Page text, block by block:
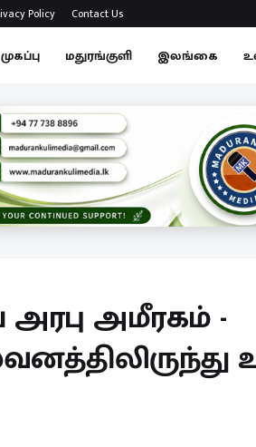
Policy Contact Us
முகப்பு மதுரங்குளி இலங்கை
அரபு அமீரகம் -